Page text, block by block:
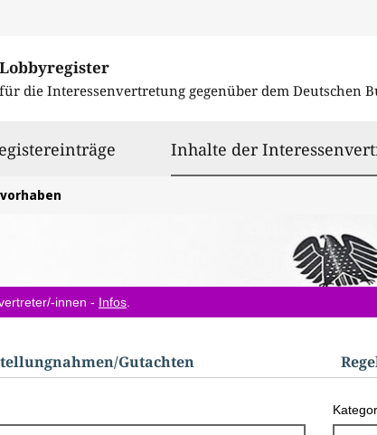
Lobbyregister
für die Interessenvertretung gegenüber dem Deutschen
Inhalte der
innen - Infos
​Gutachten